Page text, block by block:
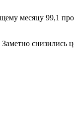
месяцу 99,1
снизились